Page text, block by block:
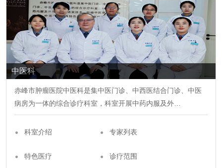
中医科
赤峰市肿瘤医院中医科是集中医门诊、中西医结合门诊、中医
病房为一体的综合诊疗科室，科室开展中药内服及外…
科室介绍 专家列表
特色医疗 诊疗范围